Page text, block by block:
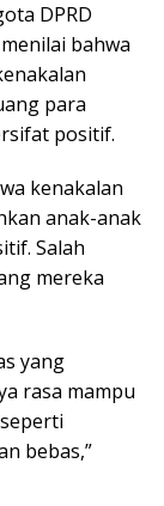
DPRD
bahwa
para
positif.
kenakalan
anak-anak
Salah
mereka
yang
rasa mampu
bebas,”